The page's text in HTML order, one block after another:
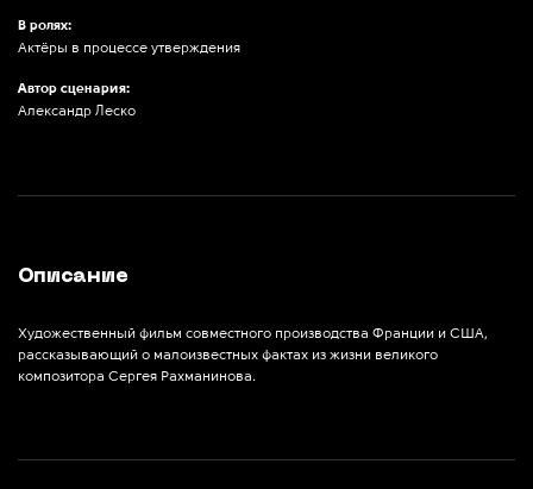
В ролях:
Актёры в процессе утверждения
Автор сценария:
Александр Леско
Описание
Художественный фильм совместного производства Франции и США,
рассказывающий о малоизвестных фактах из жизни великого
композитора Сергея Рахманинова.